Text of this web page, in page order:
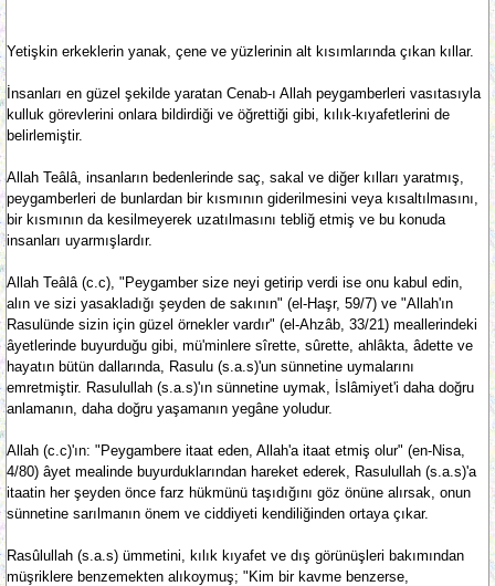
Yetişkin erkeklerin yanak, çene ve yüzlerinin alt kısımlarında çıkan kıllar.
İnsanları en güzel şekilde yaratan Cenab-ı Allah peygamberleri vasıtasıyla
kulluk görevlerini onlara bildirdiği ve öğrettiği gibi, kılık-kıyafetlerini de
belirlemiştir.
Allah Teâlâ, insanların bedenlerinde saç, sakal ve diğer kılları yaratmış,
peygamberleri de bunlardan bir kısmının giderilmesini veya kısaltılmasını,
bir kısmının da kesilmeyerek uzatılmasını tebliğ etmiş ve bu konuda
insanları uyarmışlardır.
Allah Teâlâ (c.c), "Peygamber size neyi getirip verdi ise onu kabul edin,
alın ve sizi yasakladığı şeyden de sakının" (el-Haşr, 59/7) ve "Allah'ın
Rasulünde sizin için güzel örnekler vardır" (el-Ahzâb, 33/21) meallerindeki
âyetlerinde buyurduğu gibi, mü'minlere sîrette, sûrette, ahlâkta, âdette ve
hayatın bütün dallarında, Rasulu (s.a.s)'un sünnetine uymalarını
emretmiştir. Rasulullah (s.a.s)'ın sünnetine uymak, İslâmiyet'i daha doğru
anlamanın, daha doğru yaşamanın yegâne yoludur.
Allah (c.c)'ın: "Peygambere itaat eden, Allah'a itaat etmiş olur" (en-Nisa,
4/80) âyet mealinde buyurduklarından hareket ederek, Rasulullah (s.a.s)'a
itaatin her şeyden önce farz hükmünü taşıdığını göz önüne alırsak, onun
sünnetine sarılmanın önem ve ciddiyeti kendiliğinden ortaya çıkar.
Rasûlullah (s.a.s) ümmetini, kılık kıyafet ve dış görünüşleri bakımından
müşriklere benzemekten alıkoymuş; "Kim bir kavme benzerse,